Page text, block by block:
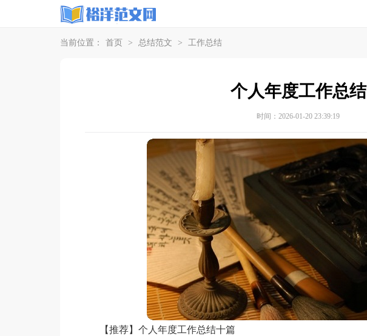
当前位置： 首页 > 总结范文 > 工作总结
个人年度工作总结
时间：2026-01-20 23:39:19
【推荐】个人年度工作总结十篇